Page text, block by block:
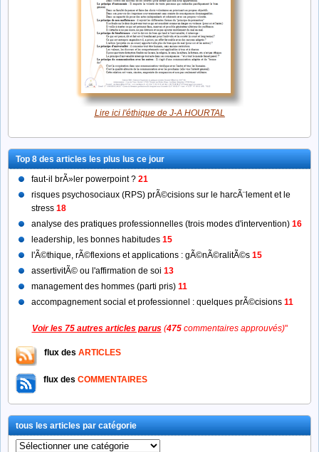
Lire ici l'éthique de J-A HOURTAL
Top 8 des articles les plus lus ce jour
faut-il brÃ»ler powerpoint ? 21
risques psychosociaux (RPS) prÃ©cisions sur le harcÃ¨lement et le
stress 18
analyse des pratiques professionnelles (trois modes d'intervention) 16
leadership, les bonnes habitudes 15
l'Ã©thique, rÃ©flexions et applications : gÃ©nÃ©ralitÃ©s 15
assertivitÃ© ou l'affirmation de soi 13
management des hommes (parti pris) 11
accompagnement social et professionnel : quelques prÃ©cisions 11
Voir les 75 autres articles parus (475commentaires approuvés)"
flux des ARTICLES
flux des COMMENTAIRES
tous les articles par catégorie
tous